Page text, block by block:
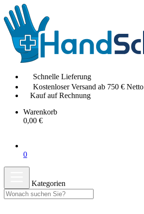
Schnelle Lieferung
Kostenloser Versand ab 750 € Netto
Kauf auf Rechnung
Warenkorb
0,00 €
0
Kategorien